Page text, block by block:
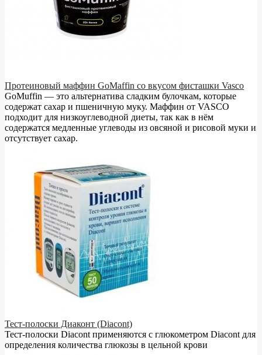
Протеиновый маффин GoMaffin со вкусом фисташки Vasco
GoMuffin — это альтернатива сладким булочкам, которые
содержат сахар и пшеничную муку. Маффин от VASCO
подходит для низкоуглеводной диеты, так как в нём
содержатся медленные углеводы из овсяной и рисовой муки и
отсутствует сахар.
Тест-полоски Диаконт (Diacont)
Тест-полоски Diacont применяются с глюкометром Diacont для
определения количества глюкозы в цельной крови